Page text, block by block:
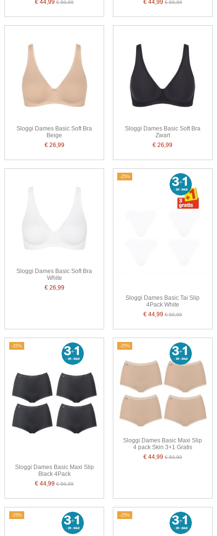
€ 44,99€ 59,99
€ 44,99€ 59,99
Sloggi Dames Basic Soft Bra
Beige
€ 26,99
Sloggi Dames Basic Soft Bra
Zwart
€ 26,99
Sloggi Dames Basic Soft Bra
White
€ 26,99
-25%
Sloggi Dames Basic Tai Slip
4Pack White
€ 44,99€ 59,99
-25%
Sloggi Dames Basic Maxi Slip
Black 4Pack
€ 44,99€ 59,99
-25%
Sloggi Dames Basic Maxi Slip
4 pack Skin 3+1 Gratis
€ 44,99€ 59,99
-25% -25%